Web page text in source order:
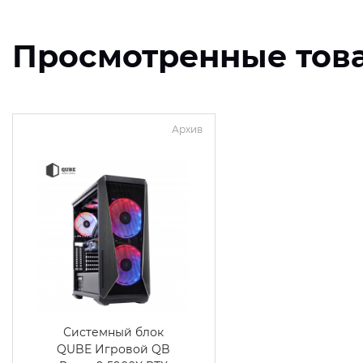
Просмотренные
Архив
Системный блок
QUBE Игровой QB